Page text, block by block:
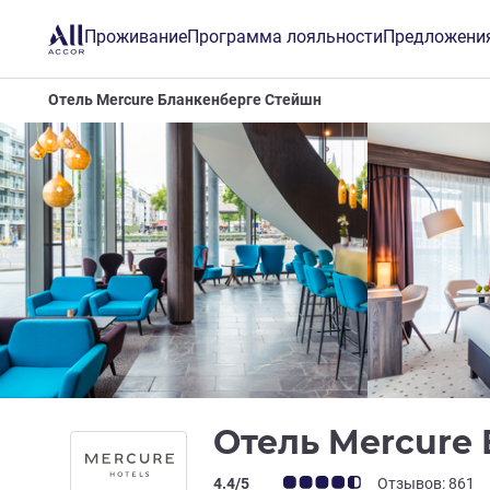
ПроживаниеПрограмма лояльности
Отель Mercure Бланкенберге Стейшн
Отель Mercure
Примечание: отзывы клиентов
4.4/5 Отзывов: 861